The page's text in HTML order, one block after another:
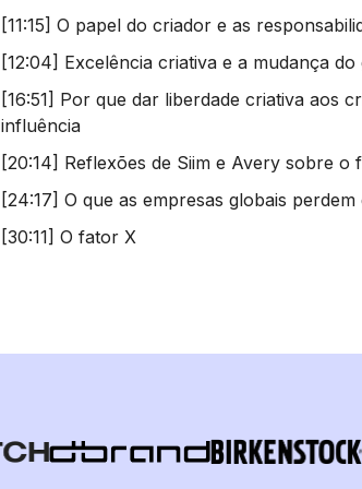
[11:15] O papel do criador e as
[12:04] Excelência criativa e a mudança
[16:51] Por que dar liberdade criativa aos
influência
[20:14] Reflexões de Siim e Avery sobre
[24:17] O que as empresas globais
[30:11] O fator X